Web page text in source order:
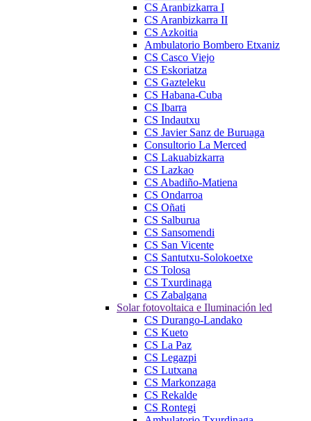
CS Aranbizkarra I
CS Aranbizkarra II
CS Azkoitia
Ambulatorio Bombero Etxaniz
CS Casco Viejo
CS Eskoriatza
CS Gazteleku
CS Habana-Cuba
CS Ibarra
CS Indautxu
CS Javier Sanz de Buruaga
Consultorio La Merced
CS Lakuabizkarra
CS Lazkao
CS Abadiño-Matiena
CS Ondarroa
CS Oñati
CS Salburua
CS Sansomendi
CS San Vicente
CS Santutxu-Solokoetxe
CS Tolosa
CS Txurdinaga
CS Zabalgana
Solar fotovoltaica e Iluminación led
CS Durango-Landako
CS Kueto
CS La Paz
CS Legazpi
CS Lutxana
CS Markonzaga
CS Rekalde
CS Rontegi